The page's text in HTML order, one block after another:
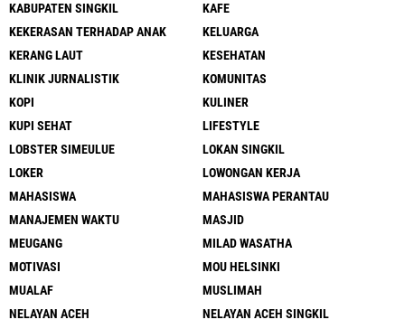
KABUPATEN SINGKIL
KAFE
KEKERASAN TERHADAP ANAK
KELUARGA
KERANG LAUT
KESEHATAN
KLINIK JURNALISTIK
KOMUNITAS
KOPI
KULINER
KUPI SEHAT
LIFESTYLE
LOBSTER SIMEULUE
LOKAN SINGKIL
LOKER
LOWONGAN KERJA
MAHASISWA
MAHASISWA PERANTAU
MANAJEMEN WAKTU
MASJID
MEUGANG
MILAD WASATHA
MOTIVASI
MOU HELSINKI
MUALAF
MUSLIMAH
NELAYAN ACEH
NELAYAN ACEH SINGKIL